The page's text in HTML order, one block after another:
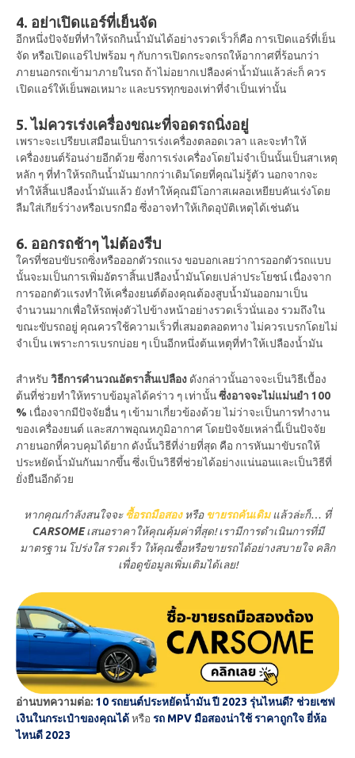
4. อย่าเปิดแอร์ที่เย็นจัด
อีกหนึ่งปัจจัยที่ทำให้รถกินน้ำมันได้อย่างรวดเร็วก็คือ การเปิดแอร์ที่เย็น
จัด หรือเปิดแอร์ไปพร้อม ๆ กับการเปิดกระจกรถให้อากาศที่ร้อนกว่า
ภายนอกรถเข้ามาภายในรถ ถ้าไม่อยากเปลืองค่าน้ำมันแล้วล่ะก็ ควร
เปิดแอร์ให้เย็นพอเหมาะ และบรรทุกของเท่าที่จำเป็นเท่านั้น
5. ไม่ควรเร่งเครื่องขณะที่จอดรถนิ่งอยู่
เพราะจะเปรียบเสมือนเป็นการเร่งเครื่องตลอดเวลา และจะทำให้
เครื่องยนต์ร้อนง่ายอีกด้วย ซึ่งการเร่งเครื่องโดยไม่จำเป็นนั้นเป็นสาเหตุ
หลัก ๆ ที่ทำให้รถกินน้ำมันมากกว่าเดิมโดยที่คุณไม่รู้ตัว นอกจากจะ
ทำให้สิ้นเปลืองน้ำมันแล้ว ยังทำให้คุณมีโอกาสเผลอเหยียบคันเร่งโดย
ลืมใส่เกียร์ว่างหรือเบรกมือ ซึ่งอาจทำให้เกิดอุบัติเหตุได้เช่นดัน
6. ออกรถช้าๆ ไม่ต้องรีบ
ใครที่ชอบขับรถซิ่งหรือออกตัวรถแรง ขอบอกเลยว่าการออกตัวรถแบบ
นั้นจะมเป็นการเพิ่มอัตราสิ้นเปลืองน้ำมันโดยเปล่าประโยชน์ เนื่องจาก
การออกตัวแรงทำให้เครื่องยนต์ต้องคุณต้องสูบน้ำมันออกมาเป็น
จำนวนมากเพื่อให้รถพุ่งตัวไปข้างหน้าอย่างรวดเร็วนั่นเอง รวมถึงใน
ขณะขับรถอยู่ คุณควรใช้ความเร็วที่เสมอตลอดทาง ไม่ควรเบรกโดยไม่
จำเป็น เพราะการเบรกบ่อย ๆ เป็นอีกหนึ่งต้นเหตุที่ทำให้เปลืองน้ำมัน
สำหรับ วิธีการคำนวณอัตราสิ้นเปลือง ดังกล่าวนั้นอาจจะเป็นวิธีเบื้อง
ต้นที่ช่วยทำให้ทราบข้อมูลได้คร่าว ๆ เท่านั้นซึ่งอาจจะไม่แม่นยำ 100
% เนื่องจากมีปัจจัยอื่น ๆ เข้ามาเกี่ยวข้องด้วย ไม่ว่าจะเป็นการทำงาน
ของเครื่องยนต์ และสภาพอุณหภูมิอากาศ โดยปัจจัยเหล่านี้เป็นปัจจัย
ภายนอกที่ควบคุมได้ยาก ดังนั้นวิธีที่ง่ายที่สุด คือ การหันมาขับรถให้
ประหยัดน้ำมันกันมากขึ้น ซึ่งเป็นวิธีที่ช่วยได้อย่างแน่นอนและเป็นวิธีที่
ยั่งยืนอีกด้วย
หากคุณกำลังสนใจจะซื้อรถมือสองหรือ ขายรถคันเดิมแล้วล่ะก็… ที่
CARSOMEเสนอราคาให้คุณคุ้มค่าที่สุด! เรามีการดำเนินการที่มี
มาตรฐาน โปร่งใส รวดเร็ว ให้คุณซื้อหรือขายรถได้อย่างสบายใจ คลิก
เพื่อดูข้อมูลเพิ่มเติมได้เลย!
อ่านบทความต่อ: 10 รถยนต์ประหยัดน้ำมัน ปี 2023 รุ่นไหนดี? ช่วยเซฟ
เงินในกระเป๋าของคุณได้หรือ รถ MPV มือสองน่าใช้ ราคาถูกใจ ยี่ห้อ
ไหนดี 2023